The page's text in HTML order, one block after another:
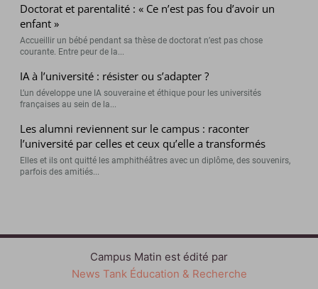
Doctorat et parentalité : « Ce n’est pas fou d’avoir un
enfant »
Accueillir un bébé pendant sa thèse de doctorat n’est pas chose
courante. Entre peur de la...
IA à l’université : résister ou s’adapter ?
L’un développe une IA souveraine et éthique pour les universités
françaises au sein de la...
Les alumni reviennent sur le campus : raconter
l’université par celles et ceux qu’elle a transformés
Elles et ils ont quitté les amphithéâtres avec un diplôme, des souvenirs,
parfois des amitiés...
Campus Matin est édité par
News Tank Éducation & Recherche